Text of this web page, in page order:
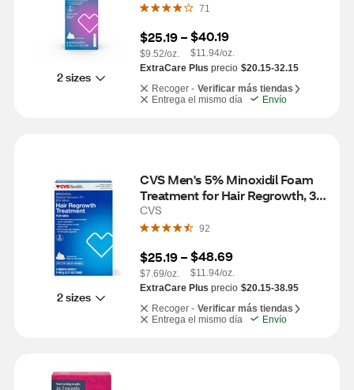
2 sizes
71
$25.19 –
$9.52/oz.
$40.19
$11.94/oz.
ExtraCare Plus precio $20.15-32.15
Recoger - Verificar más tiendas
Entrega el mismo día
Envío
2 sizes
CVS Men's 5% Minoxidil Foam
Treatment for Hair Regrowth, 3
Month Supply
CVS
92
$25.19 –
$7.69/oz.
$48.69
$11.94/oz.
ExtraCare Plus precio $20.15-38.95
Recoger - Verificar más tiendas
Entrega el mismo día
Envío